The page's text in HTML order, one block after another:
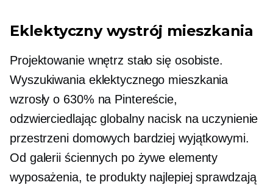
Eklektyczny wystrój mieszkania
Projektowanie wnętrz stało się osobiste.
Wyszukiwania eklektycznego mieszkania
wzrosły o 630% na Pintereście,
odzwierciedlając globalny nacisk na uczynienie
przestrzeni domowych bardziej wyjątkowymi.
Od galerii ściennych po żywe elementy
wyposażenia, te produkty najlepiej sprawdzają